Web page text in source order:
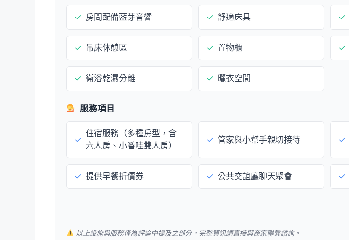
✓ 房間配備藍芽音響 ✓ 舒適床具 ✓
✓ 吊床休憩區 ✓ 置物櫃 ✓
✓ 衛浴乾濕分離 ✓ 曬衣空間
服務項目
✓
住宿服務（多種房型，含
六人房、小番哇雙人房）
✓ 管家與小幫手親切接待 ✓
✓ 提供早餐折價券 ✓ 公共交誼廳聊天聚會 ✓
以上設施與服務僅為評論中提及之部分，完整資訊請直接與商家聯繫諮詢。